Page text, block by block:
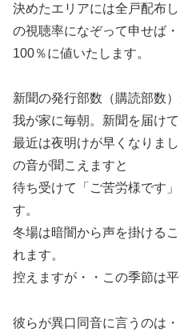
決めたエリアには全戸配布
の視聴率になぞって申せば
100％に値いたします。
新聞の発行部数（購読部数
我が家に毎朝。新聞を届け
最近は夜明けが早くなりま
の音が聞こえますと
待ち受けて「ご苦労様です
す。
冬場は暗闇から声を掛ける
れます。
控えますが・・この季節は平
彼らが異口同音に言うのは